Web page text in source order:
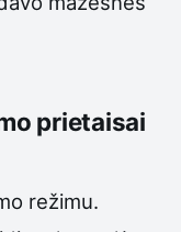
prietaisai
režimu.